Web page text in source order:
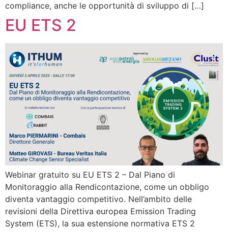
compliance, anche le opportunità di sviluppo di […]
EU ETS 2
Webinar gratuito su EU ETS 2 – Dal Piano di
Monitoraggio alla Rendicontazione, come un obbligo
diventa vantaggio competitivo. Nell’ambito delle
revisioni della Direttiva europea Emission Trading
System (ETS), la sua estensione normativa ETS 2